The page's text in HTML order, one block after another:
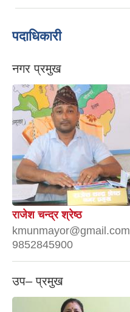
पदाधिकारी
नगर प्रमुख
राजेश चन्द्र श्रेष्ठ
kmunmayor@gmail.com
9852845900
उप– प्रमुख